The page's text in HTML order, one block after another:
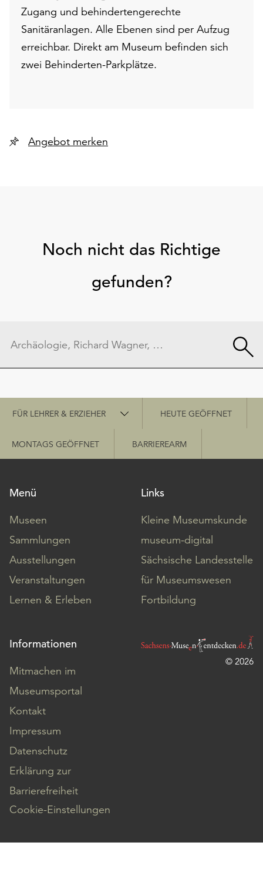
Zugang und behindertengerechte
Sanitäranlagen. Alle Ebenen sind per Aufzug
erreichbar. Direkt am Museum befinden sich
zwei Behinderten-Parkplätze.
Angebot merken
Noch nicht das Richtige
gefunden?
Schnellzugriff
FÜR LEHRER & ERZIEHER HEUTE GEÖFFNET
MONTAGS GEÖFFNET BARRIEREARM
Menü
Museen
Sammlungen
Ausstellungen
Veranstaltungen
Lernen & Erleben
Links
Kleine Museumskunde
museum-digital
Sächsische Landesstelle
für Museumswesen
Fortbildung
Informationen
Mitmachen im
Museumsportal
Kontakt
Impressum
Datenschutz
Erklärung zur
Barrierefreiheit
Cookie-Einstellungen
© 2026